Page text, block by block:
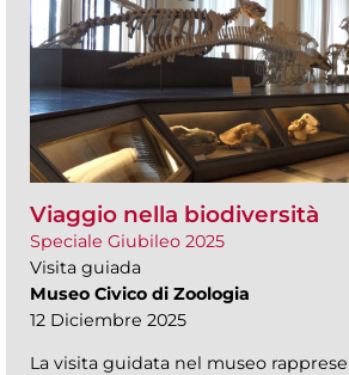
Viaggio nella biodiversità
Speciale Giubileo 2025
Visita guiada
Museo Civico di Zoologia
12 Diciembre 2025
La visita guidata nel museo